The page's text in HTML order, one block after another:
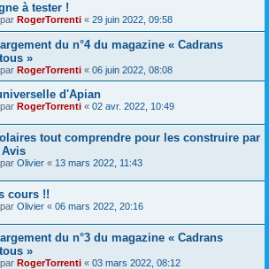
à tester !
RogerTorrenti « 29 juin 2022, 09:58
du n°4 du magazine « Cadrans
»
RogerTorrenti « 06 juin 2022, 08:08
d'Apian
RogerTorrenti « 02 avr. 2022, 10:49
tout comprendre pour les construire par
Avis
Olivier « 13 mars 2022, 11:43
cours !!
Olivier « 06 mars 2022, 20:16
du n°3 du magazine « Cadrans
»
RogerTorrenti « 03 mars 2022, 08:12